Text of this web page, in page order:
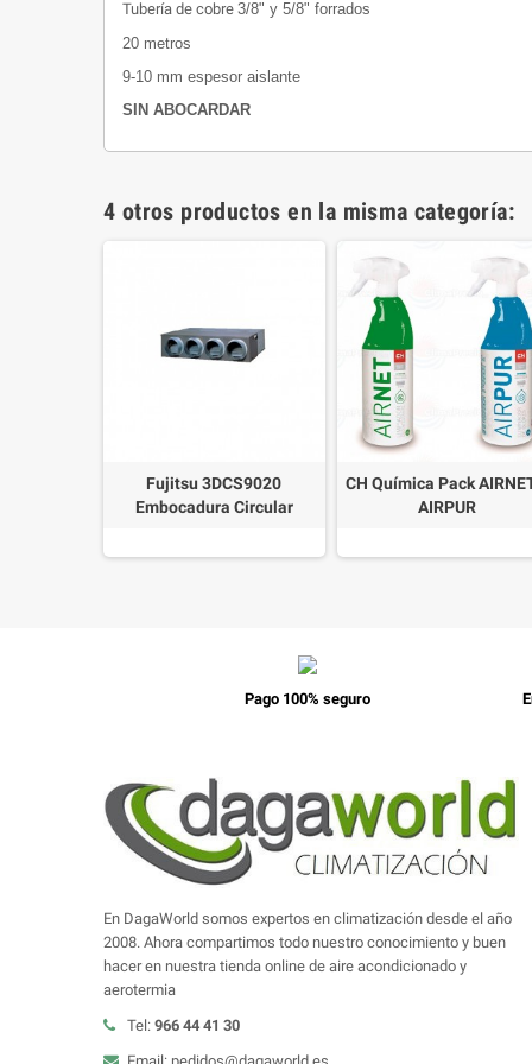
Tubería de cobre 3/8" y 5/8" forrados
20 metros
9-10 mm espesor aislante
SIN ABOCARDAR
4 otros productos en la misma categoría:
Fujitsu 3DCS9020
Embocadura Circular
CH Química Pack
AIRPUR
Pago 100% seguro
En DagaWorld somos expertos en climatización desde el año
2008. Ahora compartimos todo nuestro conocimiento y buen
hacer en nuestra tienda online de aire acondicionado y
aerotermia
Tel: 966 44 41 30